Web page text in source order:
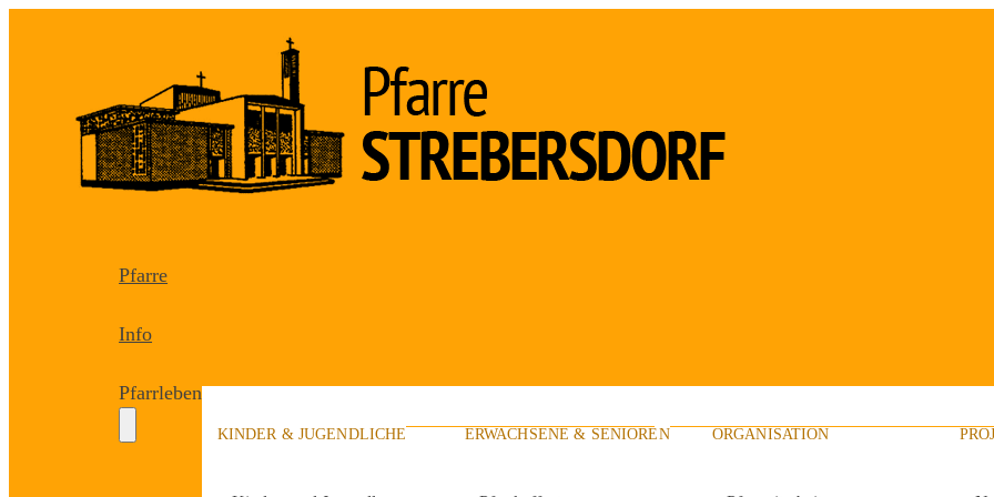
Pfarre
Info
Pfarrleben
KINDER & JUGENDLICHE ERWACHSENE & SENIOREN ORGANISATION